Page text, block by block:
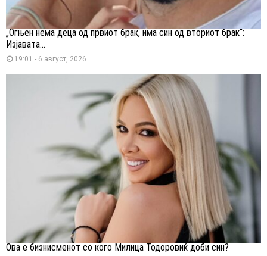
„Огњен нема деца од првиот брак, има син од вториот брак“:
Изјавата...
19:01 - 6 август, 2026
Ова е бизнисменот со кого Милица Тодоровиќ доби син?